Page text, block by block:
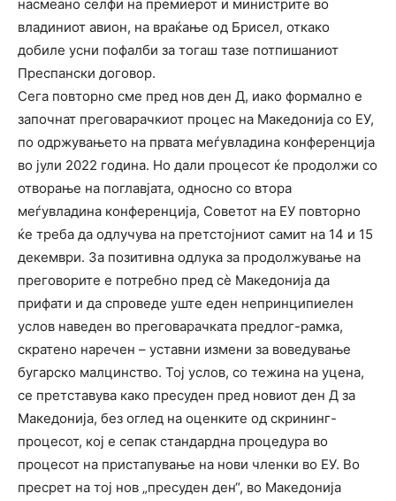
насмеано селфи на премиерот и министрите во
владиниот авион, на враќање од Брисел, откако
добиле усни пофалби за тогаш тазе потпишаниот
Преспански договор.
Сега повторно сме пред нов ден Д, иако формално е
започнат преговарачкиот процес на Македонија со ЕУ,
по одржувањето на првата меѓувладина конференција
во јули 2022 година. Но дали процесот ќе продолжи со
отворање на поглавјата, односно со втора
меѓувладина конференција, Советот на ЕУ повторно
ќе треба да одлучува на претстојниот самит на 14 и 15
декември. За позитивна одлука за продолжување на
преговорите е потребно пред сѐ Македонија да
прифати и да спроведе уште еден непринципиелен
услов наведен во преговарачката предлог-рамка,
скратено наречен – уставни измени за воведување
бугарско малцинство. Тој услов, со тежина на уцена,
се претставува како пресуден пред новиот ден Д за
Македонија, без оглед на оценките од скрининг-
процесот, кој е сепак стандардна процедура во
процесот на пристапување на нови членки во ЕУ. Во
пресрет на тој нов „пресуден ден“, во Македонија